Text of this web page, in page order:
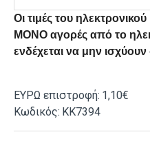
Οι τιμές του
ΜΟΝΟ αγορές από το
ενδέχεται να μην
ΕΥΡΩ επιστροφή: 1,10€
Κωδικός: ΚΚ7394